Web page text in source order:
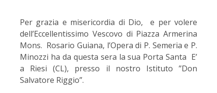
Per grazia e misericordia di Dio, e per volere
dell’Eccellentissimo Vescovo di Piazza Armerina
Mons. Rosario Guiana, l’Opera di P. Semeria e P.
Minozzi ha da questa sera la sua Porta Santa E’
a Riesi (CL), presso il nostro Istituto ”Don
Salvatore Riggio”.